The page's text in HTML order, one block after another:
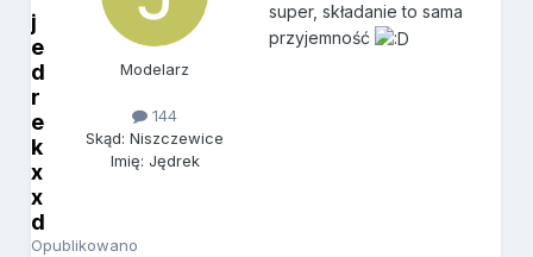
j
e
d
r
e
k
x
x
d
Opublikowano
Modelarz
144
Skąd: Niszczewice
Imię: Jędrek
super, składanie to sama
przyjemność